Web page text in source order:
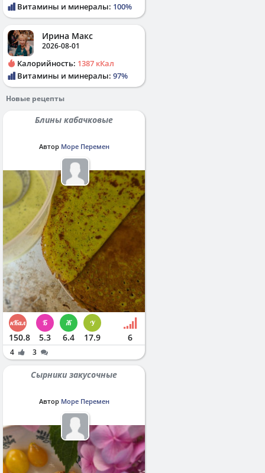
Витамины и минералы: 100%
Ирина Макс
2026-08-01
Калорийность: 1387 кКал
Витамины и минералы: 97%
Новые рецепты
Блины кабачковые
Автор Море Перемен
150.8 5.3 6.4 17.9 6
4 3
Сырники закусочные
Автор Море Перемен